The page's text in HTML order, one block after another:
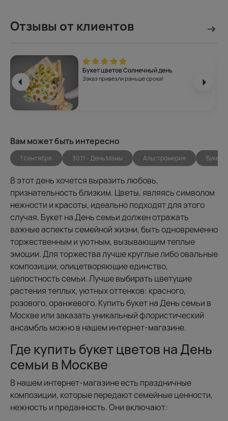
Отзывы от клиентов
Букет цветов Солнечный день
Заказ привезли раньше срока!
Вам может быть интересно
1 сентября 30.11 - День Мамы Альстромерия Букеты
В этот день хочется выразить любовь,
признательность близким. Цветы, являясь символом
нежности и красоты, идеально подходят для этого
случая. Букет на День семьи должен отражать
важные аспекты семейной жизни, быть одновременно
торжественным и уютным, вызывающим теплые
эмоции. Для торжества лучше круглые либо овальные
композиции, олицетворяющие единство,
целостность семьи. Лучше выбирать цветущие
растения теплых, уютных оттенков: красного,
розового, оранжевого. Купить букет на День семьи в
Москве или заказать уникальный флористический
ансамбль можно в нашем интернет-магазине.
Где купить букет цветов на День
семьи в Москве
В нашем интернет-магазине есть праздничные
композиции, которые передают семейные ценности,
нежность и преданность. Они включают: